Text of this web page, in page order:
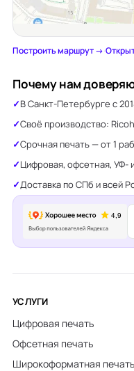
Построить маршрут →·
Почему нам
В Санкт-Петербурге с
Своё производство:
Срочная печать — от 1
Цифровая, офсетная, УФ-
Доставка по СПб и всей
УСЛУГИ
Цифровая печать
Офсетная печать
Широкоформатная печать